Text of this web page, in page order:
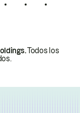
Todos los